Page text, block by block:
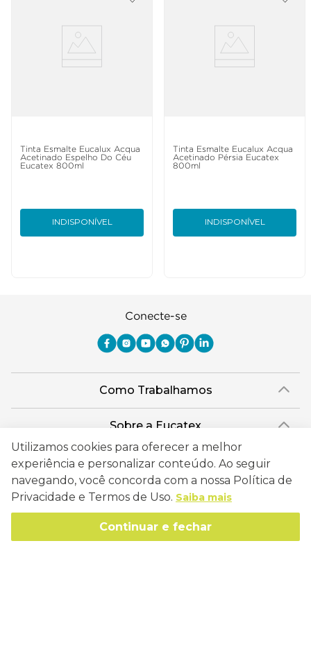
Tinta Esmalte Eucalux Acqua
Acetinado Espelho Do Céu
Eucatex 800ml
INDISPONÍVEL
Tinta Esmalte Eucalux Acqua
Acetinado Pérsia Eucatex
800ml
INDISPONÍVEL
Conecte-se
Como Trabalhamos
Política de Privacidade
Trocas e Devoluções
Retire em Loja
Regulamentos e Promoções
Políticas de Revenda
Sobre a Eucatex
História
Canal de Ética
Política de Patrocínio
Onde Estamos
Sustentabilidade
Missão, Visão e Valores
Socioambiental
Atendimento
lojaeucatex@eucatex.com.br
Links Úteis
Utilizamos cookies para oferecer a melhor
experiência e personalizar conteúdo. Ao seguir
navegando, você concorda com a nossa Política de
Privacidade e Termos de Uso. Saiba mais
Continuar e fechar